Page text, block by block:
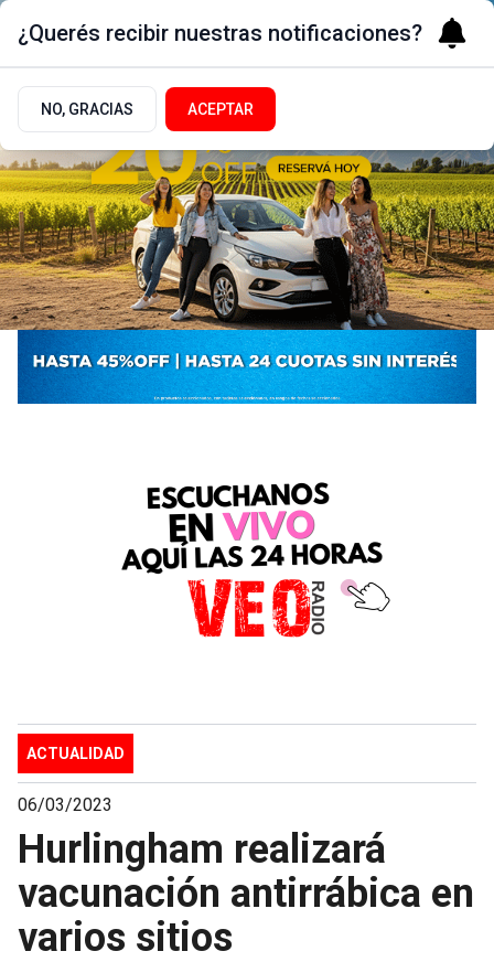
ACTUALIDAD
06/03/2023
Hurlingham realizará
vacunación antirrábica en
varios sitios
¿Querés recibir nuestras notificaciones?
NO, GRACIAS ACEPTAR